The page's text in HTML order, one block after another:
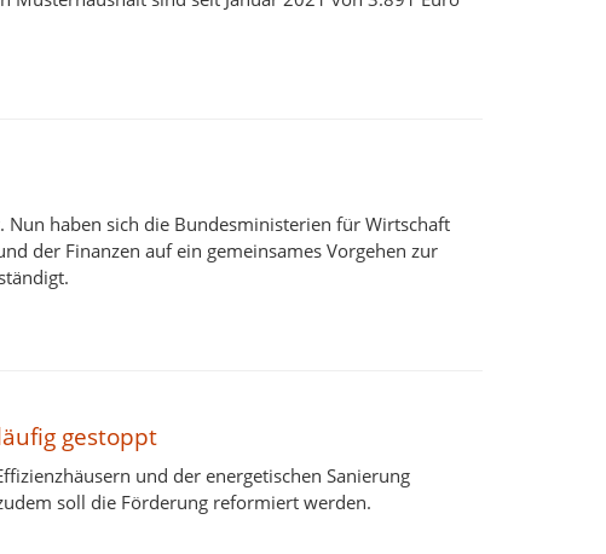
haben sich die Bundesministerien für Wirtschaft
der Finanzen auf ein gemeinsames Vorgehen zur
gestoppt
und der energetischen Sanierung
soll die Förderung reformiert werden.